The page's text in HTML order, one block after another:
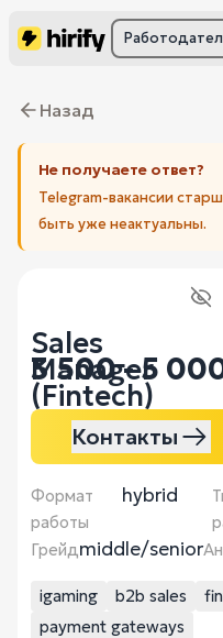
Назад
Не получаете ответ?
Telegram-вакансии
быть уже неактуальны.
Sales
Manager
(Fintech)
Контакты
3 500 - 5
Формат
работы
hybrid
Грейдmiddle/senior
igaming b2b sales
payment gateways